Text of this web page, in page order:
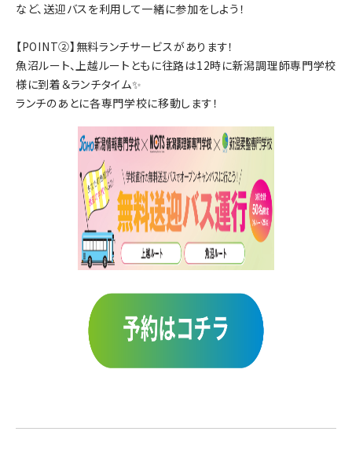
など、送迎バスを利用して一緒に参加をしよう！
【POINT②】無料ランチサービスがあります！
魚沼ルート、上越ルートともに往路は12時に新潟調理師専門学校
様に到着＆ランチタイム✨
ランチのあとに各専門学校に移動します！